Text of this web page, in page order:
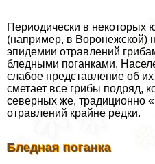
Периодически в некоторых
(например, в Воронежской)
эпидемии отравлений
бледными поганками.
слабое представление об
сметает все грибы подряд,
северных же, традиционно
отравлений крайне редки.
Бледная поганка